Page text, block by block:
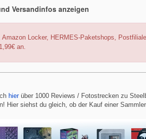
Versandinfos anzeigen
Amazon Locker, HERMES-Paketshops,
an.
hierüber 1000 Reviews / Fotostrecken zu
Hier siehst du gleich, ob der Kauf einer